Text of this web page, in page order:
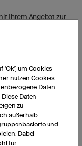
Ihrem Angebot zur
'Ok') um Cookies
nutzen Cookies
Daten
Daten
zu
außerhalb
und
Dabei
für